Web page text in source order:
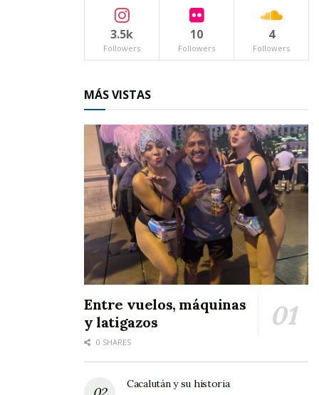
3.5k
Followers
10
Followers
4
Followers
MÁS VISTAS
Entre vuelos, máquinas
y latigazos
0 SHARES
Cacalután y su historia